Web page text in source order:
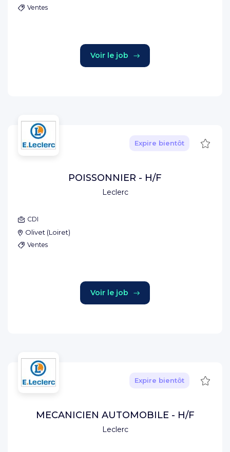
Ventes
Voir le job
Leclerc
Expire bientôt
POISSONNIER - H/F
CDI
Olivet (Loiret)
Ventes
Voir le job
Leclerc
Expire bientôt
MECANICIEN AUTOMOBILE - H/F